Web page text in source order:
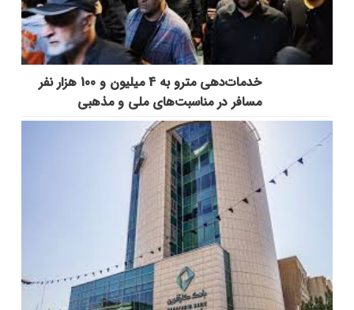
خدمات‌دهي مترو به 4 ميليون و 100 هزار نفر
مسافر در مناسبت‌هاي ملي و مذهبي